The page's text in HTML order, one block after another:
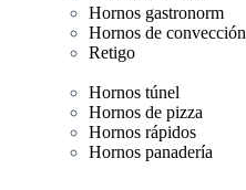
Hornos gastronorm
Hornos de convección
Retigo
Hornos túnel
Hornos de pizza
Hornos rápidos
Hornos panadería